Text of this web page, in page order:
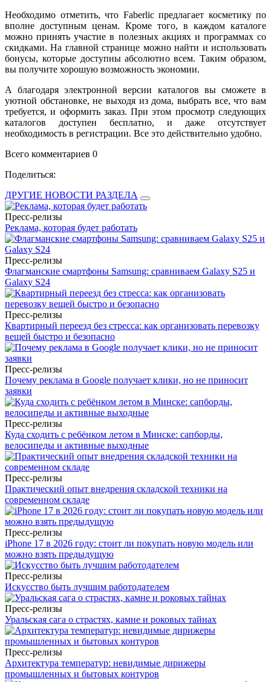
Необходимо отметить, что Faberlic предлагает косметику по
вполне доступным ценам. Кроме того, в каждом каталоге
можно принять участие в полезных акциях и программах со
скидками. На главной странице можно найти и использовать
бонусы, которые доступны абсолютно всем. Таким образом,
вы получите хорошую возможность экономии.
А благодаря электронной версии каталогов вы сможете в
уютной обстановке, не выходя из дома, выбрать все, что вам
требуется, и оформить заказ. При этом просмотр следующих
каталогов доступен бесплатно, и даже отсутствует
необходимость в регистрации. Все это действительно удобно.
Всего комментариев 0
Поделиться:
ДРУГИЕ НОВОСТИ РАЗДЕЛА
Пресс-релизы
Реклама, которая будет работать
Пресс-релизы
Флагманские смартфоны Samsung: сравниваем Galaxy S25 и
Galaxy S24
Пресс-релизы
Квартирный переезд без стресса: как организовать перевозку
вещей быстро и безопасно
Пресс-релизы
Почему реклама в Google получает клики, но не приносит
заявки
Пресс-релизы
Куда сходить с ребёнком летом в Минске: сапборды,
велосипеды и активные выходные
Пресс-релизы
Практический опыт внедрения складской техники на
современном складе
Пресс-релизы
iPhone 17 в 2026 году: стоит ли покупать новую модель или
можно взять предыдущую
Пресс-релизы
Искусство быть лучшим работодателем
Пресс-релизы
Уральская сага о страстях, камне и роковых тайнах
Пресс-релизы
Архитектура температур: невидимые дирижеры
промышленных и бытовых контуров